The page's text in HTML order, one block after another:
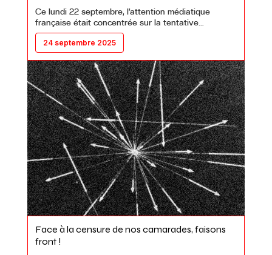
Ce lundi 22 septembre, l’attention médiatique
française était concentrée sur la tentative…
24 septembre 2025
Face à la censure de nos camarades, faisons
front !